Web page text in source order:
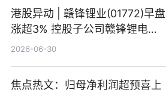
港股异动 | 赣锋锂业(01772)早盘
涨超3% 控股子公司赣锋锂电完
成20亿元增资扩股
2026-06-30
焦点热文：归母净利润超预喜上